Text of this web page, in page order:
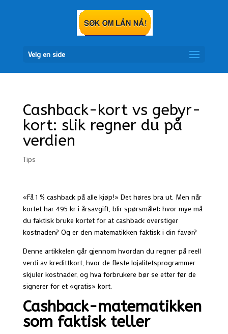
Velg en side
Cashback-kort vs gebyr-
kort: slik regner du på
verdien
Tips
«Få 1 % cashback på alle kjøp!» Det høres bra ut. Men når
kortet har 495 kr i årsavgift, blir spørsmålet: hvor mye må
du faktisk bruke kortet for at cashback overstiger
kostnaden? Og er den matematikken faktisk i din favør?
Denne artikkelen går gjennom hvordan du regner på reell
verdi av kredittkort, hvor de fleste lojalitetsprogrammer
skjuler kostnader, og hva forbrukere bør se etter før de
signerer for et «gratis» kort.
Cashback-matematikken
som faktisk teller